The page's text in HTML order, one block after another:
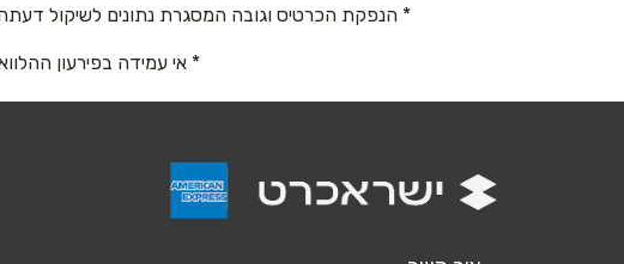
נושא *
* הנפקת הכרטיס וגובה המסגרת נתונים לשיקול
* אי עמידה בפירעון